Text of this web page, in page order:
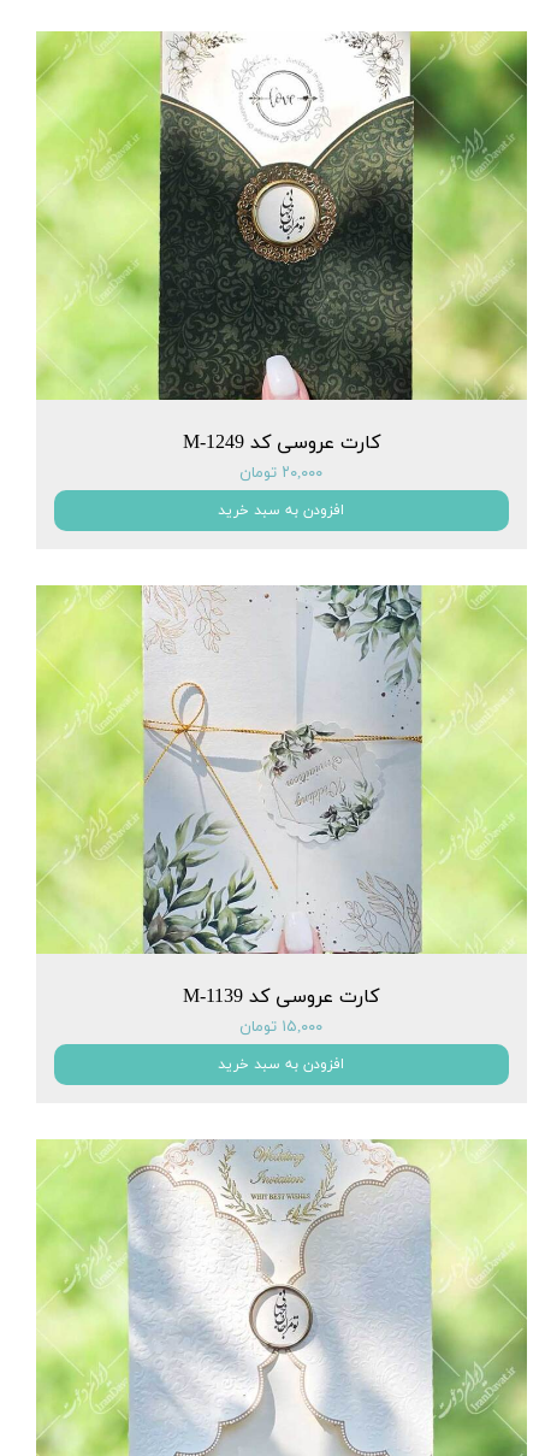
کارت عروسی کد M-1249
۲۰,۰۰۰ تومان
افزودن به سبد خرید
کارت عروسی کد M-1139
۱۵,۰۰۰ تومان
افزودن به سبد خرید